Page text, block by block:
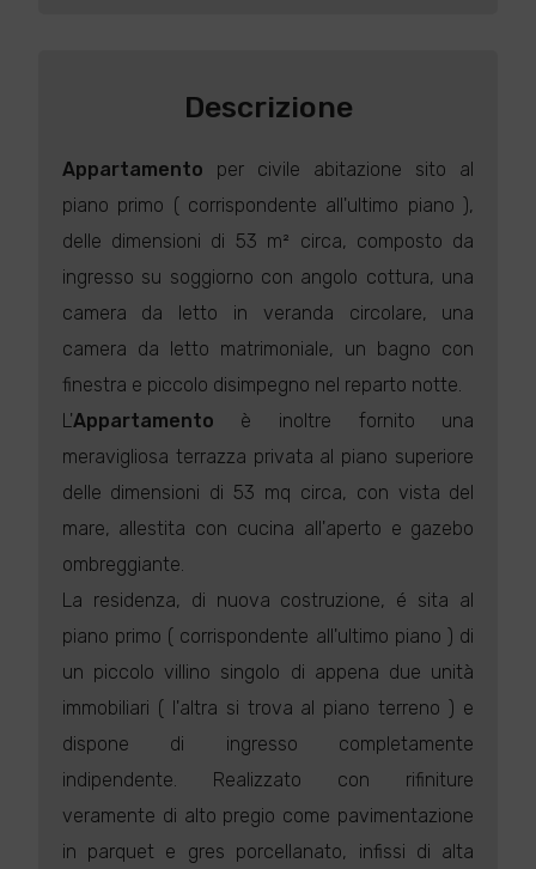
Descrizione
Appartamento per civile abitazione sito al
piano primo ( corrispondente all'ultimo piano ),
delle dimensioni di 53 m² circa, composto da
ingresso su soggiorno con angolo cottura, una
camera da letto in veranda circolare, una
camera da letto matrimoniale, un bagno con
finestra e piccolo disimpegno nel reparto notte.
L'Appartamento è inoltre fornito una
meravigliosa terrazza privata al piano superiore
delle dimensioni di 53 mq circa, con vista del
mare, allestita con cucina all'aperto e gazebo
ombreggiante.
La residenza, di nuova costruzione, é sita al
piano primo ( corrispondente all'ultimo piano ) di
un piccolo villino singolo di appena due unità
immobiliari ( l'altra si trova al piano terreno ) e
dispone di ingresso completamente
indipendente. Realizzato con rifiniture
veramente di alto pregio come pavimentazione
in parquet e gres porcellanato, infissi di alta